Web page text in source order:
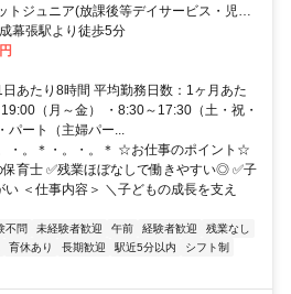
ジュニア(放課後等デイサービス・児童
幕張駅より徒歩5分
あたり8時間 平均勤務日数：1ヶ月あた
（月～金） ・8:30～17:30（土・祝・
ート（主婦パー...
・。＊・。・。＊ ☆お仕事のポイント☆
育士 ✅残業ほぼなしで働きやすい◎ ✅子
＜仕事内容＞ ＼子どもの成長を支え
不問 未経験者歓迎 午前 経験者歓迎
残業なし
育休あり 長期歓迎 駅近5分以内
シフト制